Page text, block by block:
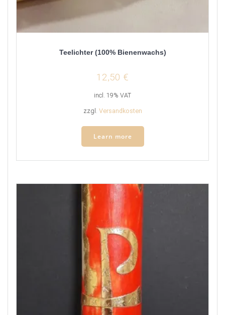
Teelichter (100% Bienenwachs)
12,50 €
incl. 19% VAT
zzgl. Versandkosten
Learn more